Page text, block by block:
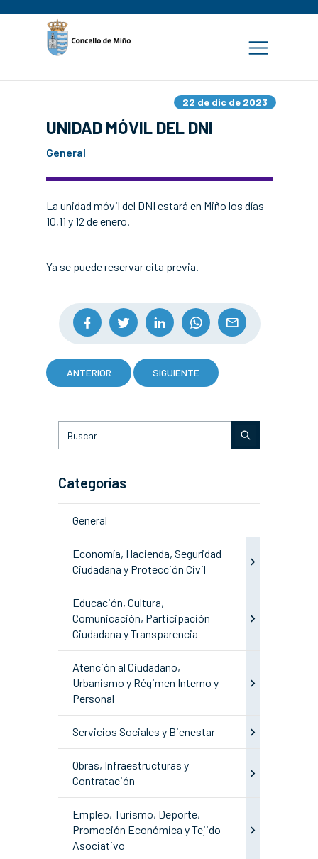
22 de dic de 2023
UNIDAD MÓVIL DEL DNI
General
La unidad móvil del DNI estará en Miño los días
10,11 y 12 de enero.
Ya se puede reservar cita previa.
ANTERIOR SIGUIENTE
Categorías
General
Economía, Hacienda, Seguridad
Ciudadana y Protección Civil
Educación, Cultura,
Comunicación, Participación
Ciudadana y Transparencia
Atención al Ciudadano,
Urbanismo y Régimen Interno y
Personal
Servicios Sociales y Bienestar
Obras, Infraestructuras y
Contratación
Empleo, Turismo, Deporte,
Promoción Económica y Tejido
Asociativo